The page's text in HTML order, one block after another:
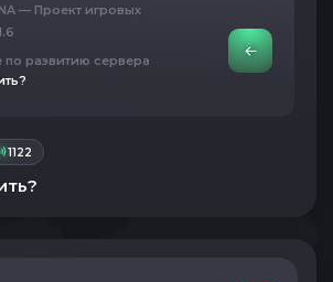
— Проект игровых
развитию сервера
1122